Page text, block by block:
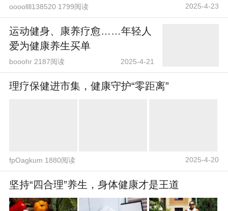
oooollll138520 1799阅读 2025-4-23
运动健身、康养疗愈……年轻人
爱为健康养生买单
booohr 2187阅读 2025-4-21
理疗保健进市集，健康守护“零距离”
fpOagkum 1880阅读 2025-4-20
坚持“四合理”养生，身体健康才是王道